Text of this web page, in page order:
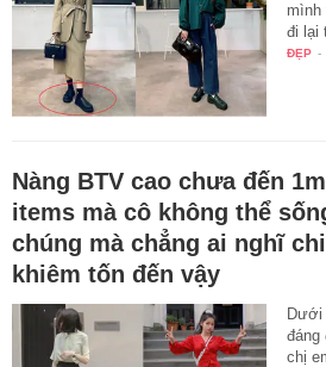
mình
đi lại
ĐẸP -
Nàng BTV cao chưa đến
items mà cô không thể
chúng mà chẳng ai nghĩ
khiêm tốn đến vậy
Dưới
đáng
chị